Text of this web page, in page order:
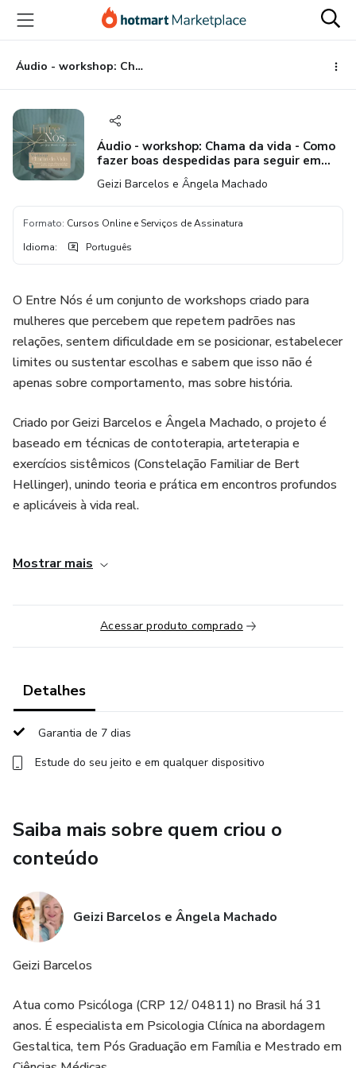
para
conteúdo
principal
para
pagamento
para
rodapé
Áudio - workshop: Chama da vida - Como fazer boas despedidas para seguir em frente
Áudio - workshop: Chama da vida - Como
fazer boas despedidas para seguir em
Geizi Barcelos e Ângela Machado
Formato: Cursos Online e Serviços de Assinatura
Idioma: Português
O Entre Nós é um conjunto de workshops criado para
mulheres que percebem que repetem padrões nas
relações, sentem dificuldade em se posicionar, estabelecer
limites ou sustentar escolhas e sabem que isso não é
apenas sobre comportamento, mas sobre história.
Criado por Geizi Barcelos e Ângela Machado, o projeto é
baseado em técnicas de contoterapia, arteterapia e
exercícios sistêmicos (Constelação Familiar de Bert
Hellinger), unindo teoria e prática em encontros profundos
e aplicáveis à vida real.
assistido no seu tempo. Você pode vivenciá-lo para o seu
inspiração e aprofundamento para o seu trabalho com
Chama da Vida
momentos em que algo precisa terminar para que novos
Muitas mulheres percebem que em suas vidas mudanças
precisa acontecer, mas sentem dificuldade em:
• Encerrar ciclos
• Elaborar despedidas
• Soltar histórias que já terminaram
• Deixar experiências difíceis no passado
Mesmo quando a vida já pede um novo começo, perdas não
Mostrar mais
Acessar produto comprado
Detalhes
Garantia de 7 dias
Estude do seu jeito e em qualquer dispositivo
Saiba mais sobre quem criou o
conteúdo
Geizi Barcelos e Ângela Machado
Geizi Barcelos
Atua como Psicóloga (CRP 12/ 04811) no Brasil há 31
anos. É especialista em Psicologia Clínica na abordagem
Gestaltica, tem Pós Graduação em Família e Mestrado em